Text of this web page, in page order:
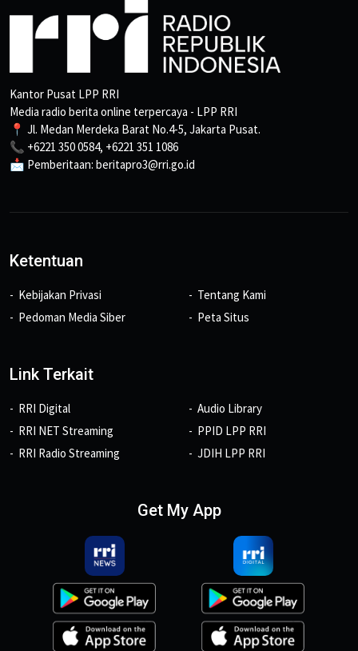
Kantor Pusat LPP RRI
Media radio berita online terpercaya - LPP RRI
📍 Jl. Medan Merdeka Barat No.4-5, Jakarta Pusat.
📞 +6221 350 0584, +6221 351 1086
📩 Pemberitaan: beritapro3@rri.go.id
Ketentuan
Kebijakan Privasi
Pedoman Media Siber
Tentang Kami
Peta Situs
Link Terkait
RRI Digital
RRI NET Streaming
RRI Radio Streaming
Audio Library
PPID LPP RRI
JDIH LPP RRI
Get My App